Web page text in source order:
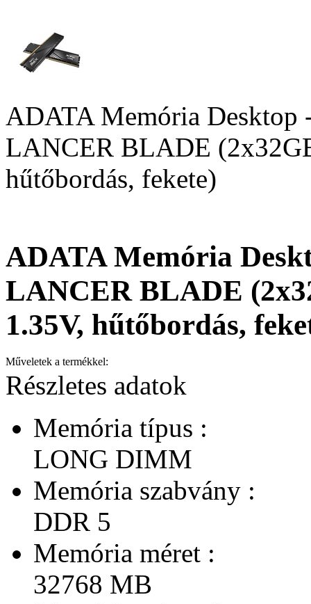
ADATA Memória
LANCER BLADE
hűtőbordás, fekete)
ADATA Memória
LANCER BLADE
1.35V, hűtőbordás,
Műveletek a termékkel:
Részletes adatok
Memória típus :
LONG DIMM
Memória szabvány :
DDR 5
Memória méret :
32768 MB